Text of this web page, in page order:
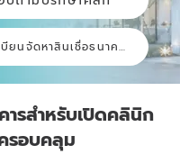
ลงทะเบียนจัดหาสินเชื่อธนาคาร
ารสำหรับเปิดคลินิก
รอบคลุม